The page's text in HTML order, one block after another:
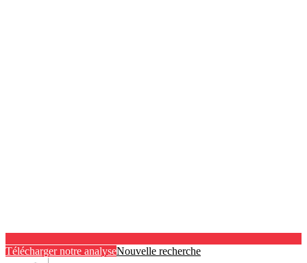
Télécharger notre analyseNouvelle recherche